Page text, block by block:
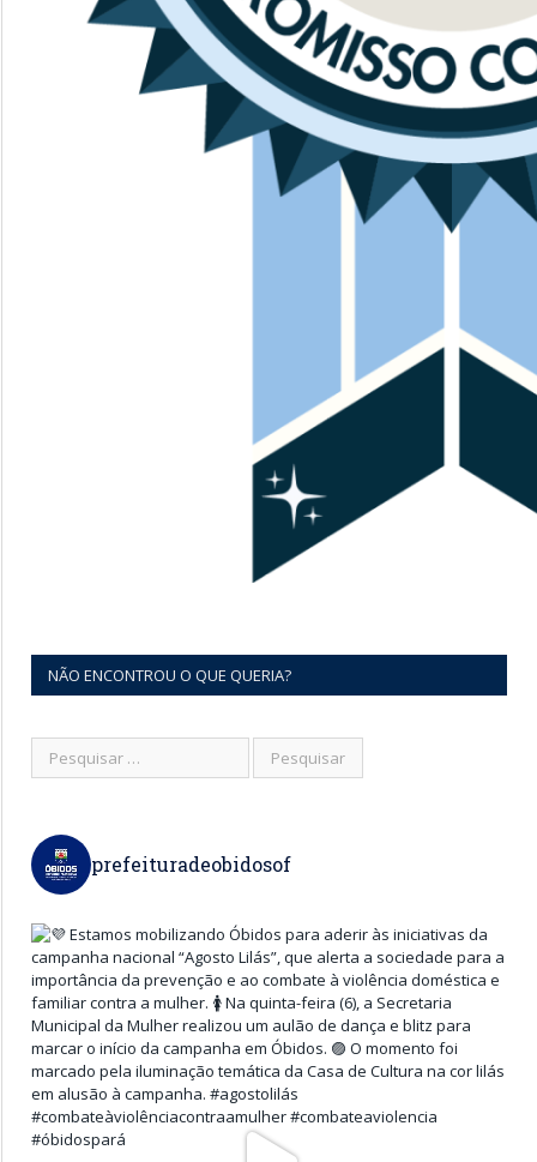
NÃO ENCONTROU O QUE QUERIA?
prefeituradeobidosof